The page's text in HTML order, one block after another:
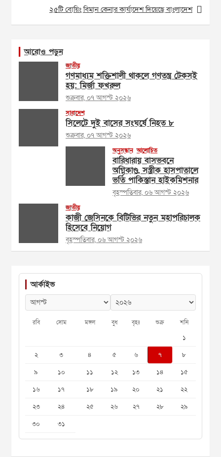
২৫টি বোয়িং বিমান কেনার কার্যাদেশ দিয়েছে বাংলাদেশ
আরোও পড়ুন
জাতীয়
গণমাধ্যম শক্তিশালী থাকলে গণতন্ত্র টেকসই
হয়: মির্জা ফখরুল
শুক্রবার, ০৭ আগস্ট ২০২৬
সারাদেশ
সিলেটে দুই বাসের সংঘর্ষে নিহত ৮
শুক্রবার, ০৭ আগস্ট ২০২৬
অনুসন্ধান আলোচিত
বারিধারায় বাসভবনে
অগ্নিকাণ্ড, সস্ত্রীক হাসপাতালে
ভর্তি পাকিস্তান হাইকমিশনার
বৃহস্পতিবার, ০৬ আগস্ট ২০২৬
জাতীয়
কাজী জেসিনকে বিটিভির নতুন মহাপরিচালক
হিসেবে নিয়োগ
বৃহস্পতিবার, ০৬ আগস্ট ২০২৬
আর্কাইভ
রবি সোম মঙ্গল বুধ বৃহঃ শুক্র শনি
১
২
৩ ৪ ৫ ৬ ৭
৮
৯
১০ ১১ ১২ ১৩ ১৪
১৫
১৬
১৭ ১৮ ১৯ ২০ ২১
২২
২৩
২৪ ২৫ ২৬ ২৭ ২৮
২৯
৩০
৩১